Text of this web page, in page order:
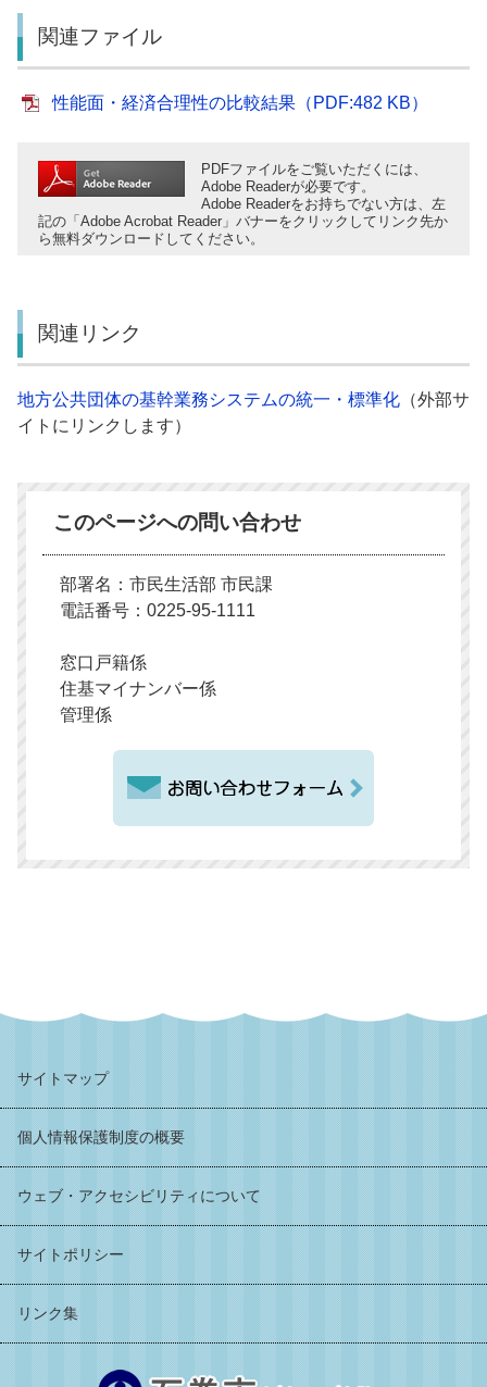
関連ファイル
性能面・経済合理性の比較結果（PDF:482 KB）
PDFファイルをご覧いただくには、
Adobe Readerが必要です。
Adobe Readerをお持ちでない方は、左
記の「Adobe Acrobat Reader」バナーをクリックしてリンク先か
ら無料ダウンロードしてください。
関連リンク
地方公共団体の基幹業務システムの統一・標準化 （外部サ
イトにリンクします）
このページへの問い合わせ
部署名：市民生活部 市民課
電話番号：0225-95-1111
窓口戸籍係
住基マイナンバー係
管理係
サイトマップ
個人情報保護制度の概要
ウェブ・アクセシビリティについて
サイトポリシー
リンク集